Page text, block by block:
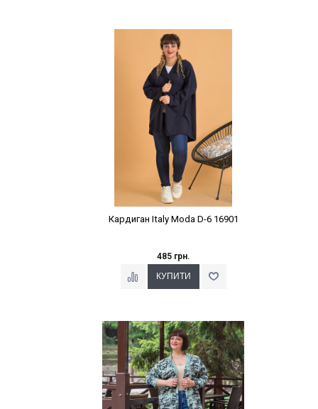
Наклейки Варіант з %
Кардиган Italy Moda D-6 16901
485 грн.
Наклейки Варіант з %